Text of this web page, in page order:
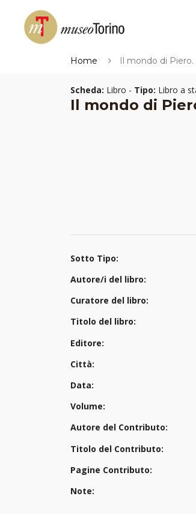
Home Il mondo di
Scheda: Libro - Tipo: Libro a
Il mondo di
Sotto Tipo:
Autore/i del libro:
Curatore del libro:
Titolo del libro:
Editore:
Città:
Data:
Volume:
Autore del Contributo:
Titolo del Contributo:
Pagine Contributo:
Note: